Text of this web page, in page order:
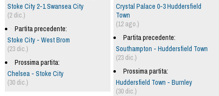
Crystal Palace 0-3 Huddersfield
Town
(12 ago.)
Partita precedente:
Southampton - Huddersfield Town
(23 dic.)
Prossima partita:
Huddersfield Town - Burnley
(30 dic.)
Stoke City 2-1 Swansea City
(2 dic.)
Partita precedente:
Stoke City - West Brom
(23 dic.)
Prossima partita:
Chelsea - Stoke City
(30 dic.)